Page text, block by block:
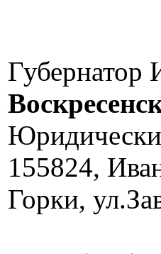
Губернатор
155824,
Горки,